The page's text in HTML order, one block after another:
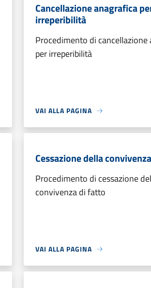
Cancellazione anagrafica
irreperibilità
Procedimento di cancellazione
per irreperibilità
VAI ALLA PAGINA
Cessazione della
Procedimento di cessazione
convivenza di fatto
VAI ALLA PAGINA